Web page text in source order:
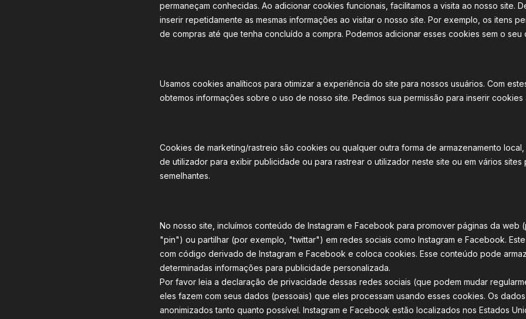
permaneçam conhecidas. Ao adicionar cookies funcionais, facilitamos a visita ao nosso site.
inserir repetidamente as mesmas informações ao visitar o nosso site. Por exemplo, os itens
de compras até que tenha concluído a compra. Podemos adicionar esses cookies sem o seu
Usamos cookies analíticos para otimizar a experiência do site para nossos usuários. Com
obtemos informações sobre o uso de nosso site. Pedimos sua permissão para inserir cookies
Cookies de marketing/rastreio são cookies ou qualquer outra forma de armazenamento
de utilizador para exibir publicidade ou para rastrear o utilizador neste site ou em vários sites
semelhantes.
No nosso site, incluímos conteúdo de Instagram e Facebook para promover páginas da web
"pin") ou partilhar (por exemplo, "twittar") em redes sociais como Instagram e Facebook.
com código derivado de Instagram e Facebook e coloca cookies. Esse conteúdo pode
determinadas informações para publicidade personalizada.
Por favor leia a declaração de privacidade dessas redes sociais (que podem mudar
eles fazem com seus dados (pessoais) que eles processam usando esses cookies. Os
anonimizados tanto quanto possível. Instagram e Facebook estão localizados nos Estados